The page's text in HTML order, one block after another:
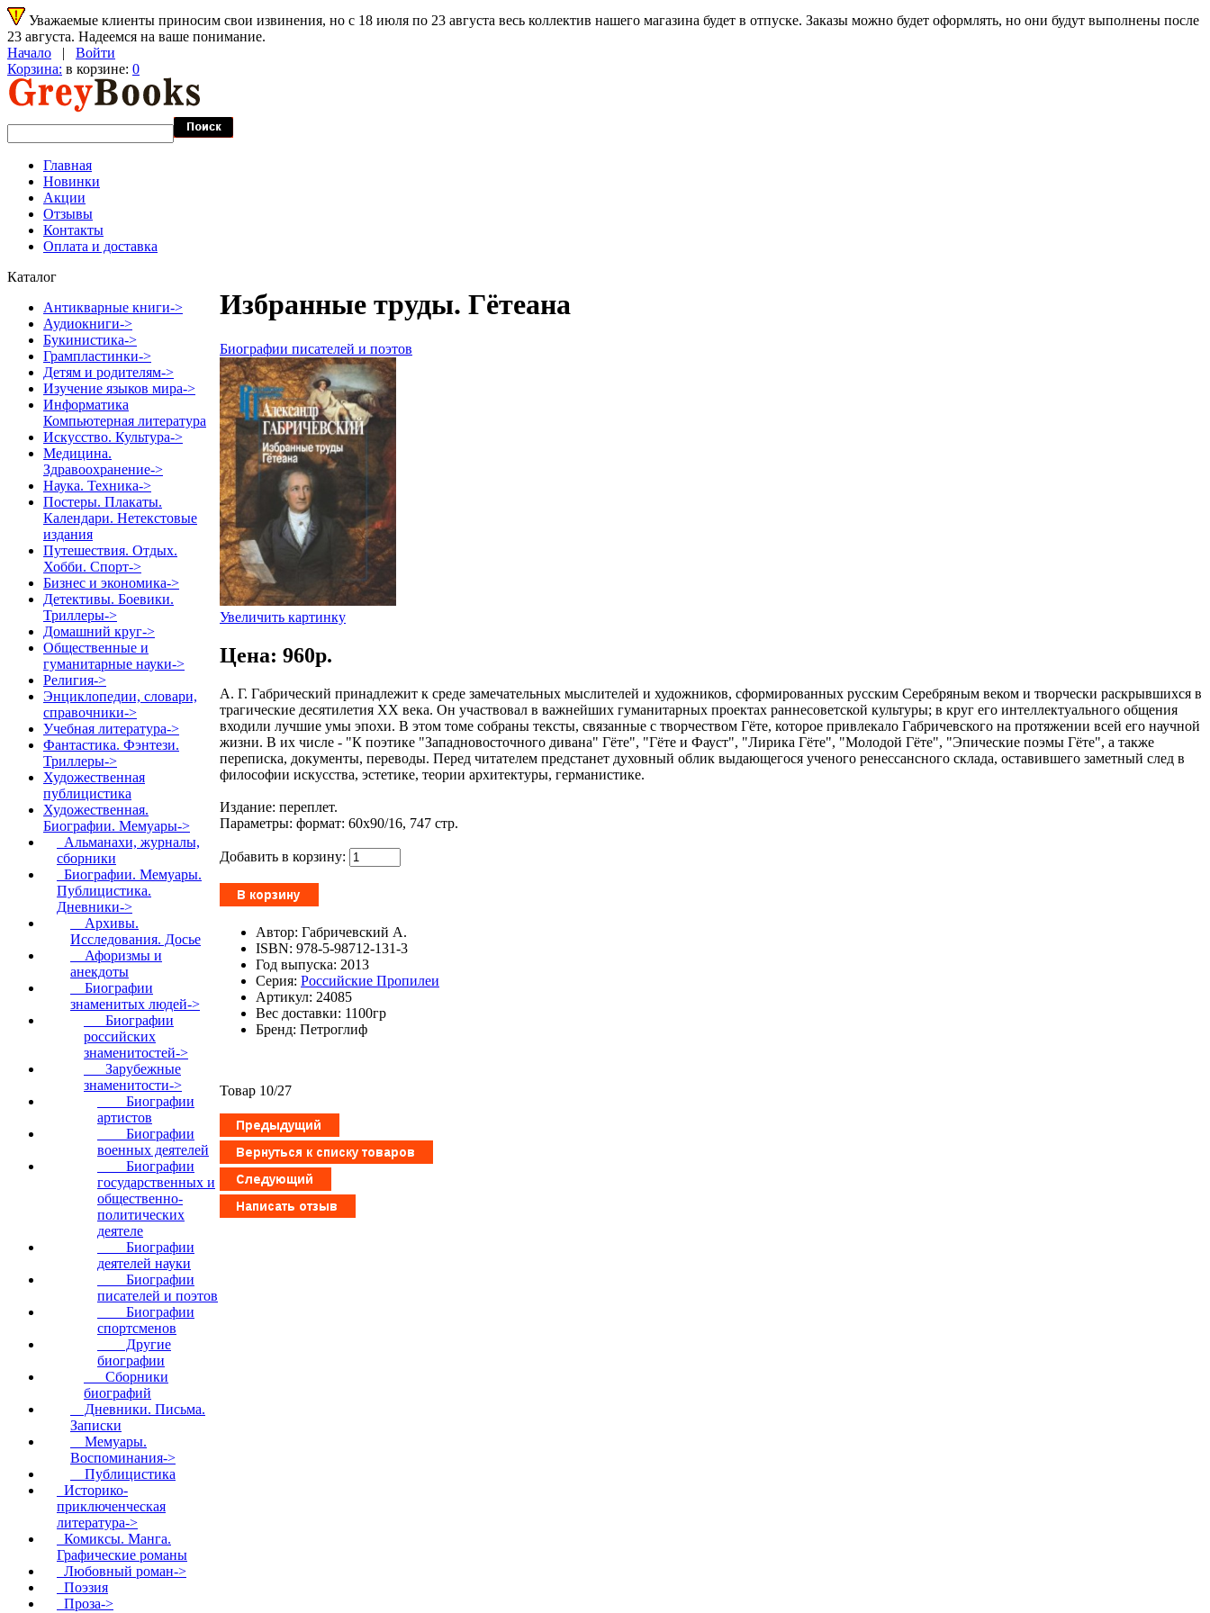
Уважаемые клиенты приносим свои извинения, но с 18 июля по 23 августа весь коллектив нашего магазина будет в отпуске. Заказы можно будет оформлять, но они будут выполнены после
23 августа. Надеемся на ваше понимание.
Начало | Войти
Корзина: в корзине: 0
Главная
Новинки
Акции
Отзывы
Контакты
Оплата и доставка
Каталог
Антикварные книги->
Аудиокниги->
Букинистика->
Грампластинки->
Детям и родителям->
Изучение языков мира->
Информатика
Компьютерная литература
Искусство. Культура->
Медицина.
Здравоохранение->
Наука. Техника->
Постеры. Плакаты.
Календари. Нетекстовые
издания
Путешествия. Отдых.
Хобби. Спорт->
Бизнес и экономика->
Детективы. Боевики.
Триллеры->
Домашний круг->
Общественные и
гуманитарные науки->
Религия->
Энциклопедии, словари,
справочники->
Учебная литература->
Фантастика. Фэнтези.
Триллеры->
Художественная
публицистика
Художественная.
Биографии. Мемуары->
Альманахи, журналы,
сборники
Биографии. Мемуары.
Публицистика.
Дневники->
Архивы.
Исследования. Досье
Афоризмы и
анекдоты
Биографии
знаменитых людей->
Биографии
российских
знаменитостей->
Зарубежные
знаменитости->
Биографии
артистов
Биографии
военных деятелей
Биографии
государственных и
общественно-
политических
деятеле
Биографии
деятелей науки
Биографии
писателей и поэтов
Биографии
спортсменов
Другие
биографии
Сборники
биографий
Дневники. Письма.
Записки
Мемуары.
Воспоминания->
Публицистика
Историко-
приключенческая
литература->
Комиксы. Манга.
Графические романы
Любовный роман->
Поэзия
Проза->
Избранные труды. Гётеана
Биографии писателей и поэтов
Увеличить картинку
Цена: 960p.
А. Г. Габрический принадлежит к среде замечательных мыслителей и художников, сформированных русским Серебряным веком и творчески раскрывшихся в
трагические десятилетия XX века. Он участвовал в важнейших гуманитарных проектах раннесоветской культуры; в круг его интеллектуального общения
входили лучшие умы эпохи. В этом томе собраны тексты, связанные с творчеством Гёте, которое привлекало Габричевского на протяжении всей его научной
жизни. В их числе - "К поэтике "Западновосточного дивана" Гёте", "Гёте и Фауст", "Лирика Гёте", "Молодой Гёте", "Эпические поэмы Гёте", а также
переписка, документы, переводы. Перед читателем предстанет духовный облик выдающегося ученого ренессансного склада, оставившего заметный след в
философии искусства, эстетике, теории архитектуры, германистике.
Издание: переплет.
Параметры: формат: 60x90/16, 747 стр.
Добавить в корзину:
Автор: Габричевский А.
ISBN: 978-5-98712-131-3
Год выпуска: 2013
Серия: Российские Пропилеи
Артикул: 24085
Вес доставки: 1100гр
Бренд: Петроглиф
Товар 10/27